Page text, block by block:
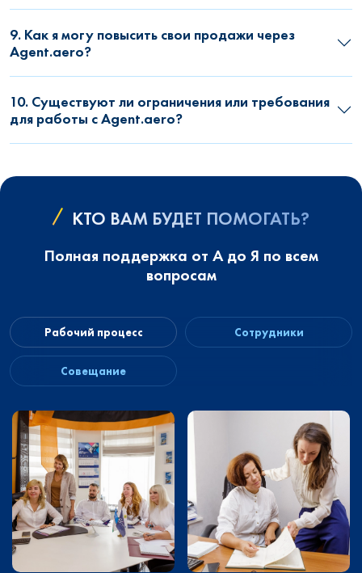
9. Как я могу повысить свои продажи через
Agent.aero?
10. Существуют ли ограничения или требования
для работы с Agent.aero?
КТО ВАМ БУДЕТ ПОМОГАТЬ?
Полная поддержка от А до Я по всем
вопросам
Рабочий процесс Сотрудники
Совещание